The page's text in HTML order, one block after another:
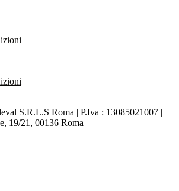
S.R.L.S Roma | P.Iva : 13085021007 |
19/21, 00136 Roma